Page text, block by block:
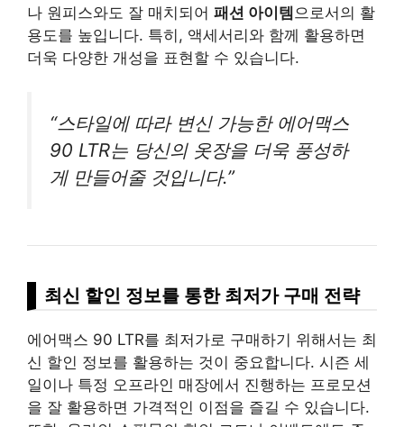
나 원피스와도 잘 매치되어 패션 아이템으로서의 활
용도를 높입니다. 특히, 액세서리와 함께 활용하면
더욱 다양한 개성을 표현할 수 있습니다.
“스타일에 따라 변신 가능한 에어맥스
90 LTR는 당신의 옷장을 더욱 풍성하
게 만들어줄 것입니다.”
최신 할인 정보를 통한 최저가 구매 전략
에어맥스 90 LTR를 최저가로 구매하기 위해서는 최
신 할인 정보를 활용하는 것이 중요합니다. 시즌 세
일이나 특정 오프라인 매장에서 진행하는 프로모션
을 잘 활용하면 가격적인 이점을 즐길 수 있습니다.